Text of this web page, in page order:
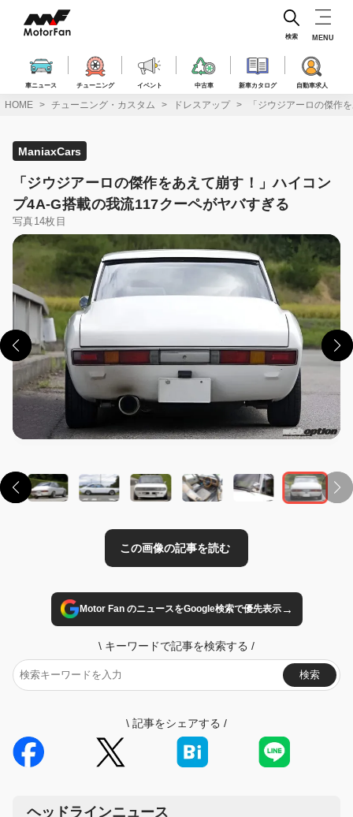
ス
車ニュース チューニング イベント 中古車 新車カタログ 自動車求人
検索 MENU
HOME チューニング・カスタム ドレスアップ 「ジウジアーロの傑作
ManiaxCars
「ジウジアーロの傑作をあえて崩す！」ハイコン
プ4A-G搭載の我流117クーペがヤバすぎる
写真14枚目
Motor Fan のニュースをGoogle検索で優先表示→
\ キーワードで記事を検索する /
検索
\ 記事をシェアする /
ヘッドラインニュース